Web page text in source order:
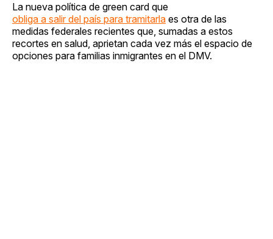
La nueva política de green card que
obliga a salir del país para tramitarla es otra de las
medidas federales recientes que, sumadas a estos
recortes en salud, aprietan cada vez más el espacio de
opciones para familias inmigrantes en el DMV.